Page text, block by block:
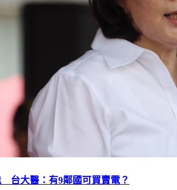
台大醫：有9鄰國可買賣電？